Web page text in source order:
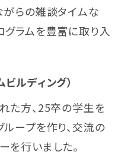
がらの雑談タイムな
グラムを豊富に取り入
ルディング）
た方、25卒の学生を
ープを作り、交流の
を行いました。